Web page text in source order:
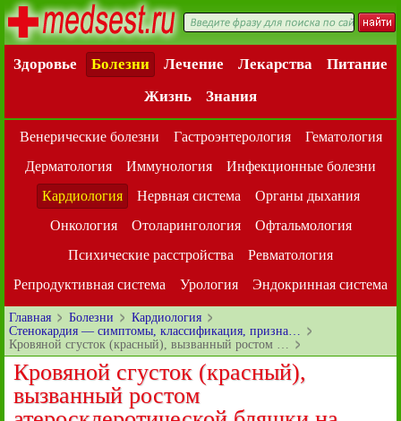
Здоровье Болезни Лечение Лекарства
Питание
Жизнь
Знания
Венерические болезни Гастроэнтерология
Гематология
Дерматология
Иммунология
Инфекционные болезни
Кардиология
Нервная система
Органы дыхания
Онкология
Отоларингология
Офтальмология
Психические расстройства
Ревматология
Репродуктивная система
Урология Эндокринная система
Главная Болезни
Кардиология
Стенокардия — симптомы, классификация, призна…
Кровяной сгусток (красный), вызванный ростом …
Кровяной сгусток (красный),
вызванный ростом